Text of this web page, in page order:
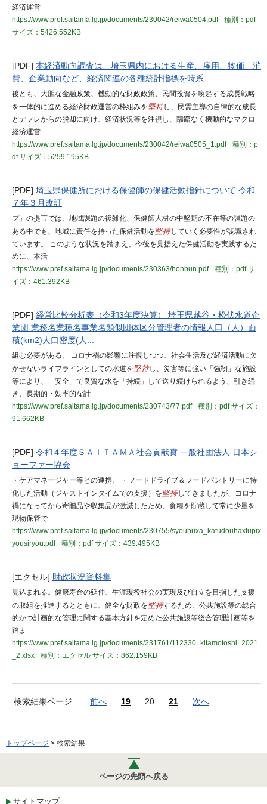
経済運営
https://www.pref.saitama.lg.jp/documents/230042/reiwa0504.pdf
種別：pdf
サイズ：5426.552KB
[PDF] 本経済動向調査は、埼玉県内における生産、雇用、物価、消
費、企業動向など、経済関連の各種統計指標を時系
後とも、大胆な金融政策、機動的な財政政策、民間投資を喚起する成長戦略
を一体的に進める経済財政運営の枠組みを堅持し、民需主導の自律的な成長
とデフレからの脱却に向け、経済状況等を注視し、躊躇なく機動的なマクロ
経済運営
https://www.pref.saitama.lg.jp/documents/230042/reiwa0505_1.pdf
種別：p
dfサイズ：5259.195KB
[PDF] 埼玉県保健所における保健師の保健活動指針について 令和
７年３月改訂
プ」の提言では、地域課題の複雑化、保健師人材の中堅期の不在等の課題の
ある中でも、地域に責任を持った保健活動を堅持していく必要性が認識され
ています。 このような状況を踏まえ、今後を見据えた保健活動を実践するた
めに、本活
https://www.pref.saitama.lg.jp/documents/230363/honbun.pdf
種別：pdfサ
イズ：461.392KB
[PDF] 経営比較分析表（令和3年度決算） 埼玉県越谷・松伏水道企
業団 業務名業種名事業名類似団体区分管理者の情報人口（人）面
積(km2)人口密度(人...
組む必要がある。 コロナ禍の影響に注視しつつ、社会生活及び経済活動に欠
かせないライフラインとしての水道を堅持し、災害等に強い「強靭」な施設
等により、「安全」で良質な水を「持続」して送り続けられるよう、引き続
き、長期的・効率的な計
https://www.pref.saitama.lg.jp/documents/230743/77.pdf
種別：pdfサイズ：
91.662KB
[PDF] 令和４年度ＳＡＩＴＡＭＡ社会貢献賞 一般社団法人 日本シ
ョーファー協会
・ケアマネージャー等との連携。 ・フードドライブ＆フードパントリーに特
化した活動（ジャストインタイムでの支援）を堅持してきましたが、コロナ
禍になってから寄贈品や収集品が激減したため、食糧を貯蔵して常に少量を
現物保管で
https://www.pref.saitama.lg.jp/documents/230755/syouhuxa_katudouhaxtupix
yousiryou.pdf
種別：pdfサイズ：439.495KB
[エクセル] 財政状況資料集
見込まれる。健康寿命の延伸、生涯現役社会の実現及び自立を目指した支援
の取組を推進するとともに、健全な財政を堅持するため、公共施設等の総合
的かつ計画的な管理に関する基本方針を定めた公共施設等総合管理計画等を
踏ま
https://www.pref.saitama.lg.jp/documents/231761/112330_kitamotoshi_2021
_2.xlsx
種別：エクセル サイズ：862.159KB
検索結果ページ 前へ 19 20 21 次へ
トップページ > 検索結果
ページの先頭へ戻る
サイトマップ